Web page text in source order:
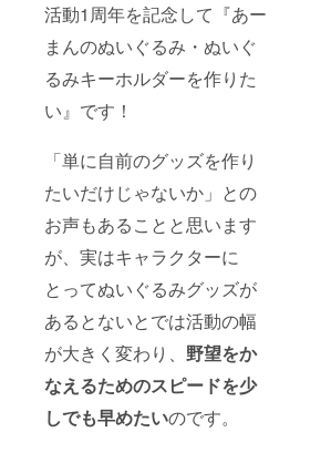
活動1周年を記念して『あー
まんのぬいぐるみ・ぬいぐ
るみキーホルダーを作りた
い』です！
「単に自前のグッズを作り
たいだけじゃないか」との
お声もあることと思います
が、実はキャラクターに
とってぬいぐるみグッズが
あるとないとでは活動の幅
が大きく変わり、 野望をか
なえるためのスピードを少
しでも早めたいのです。